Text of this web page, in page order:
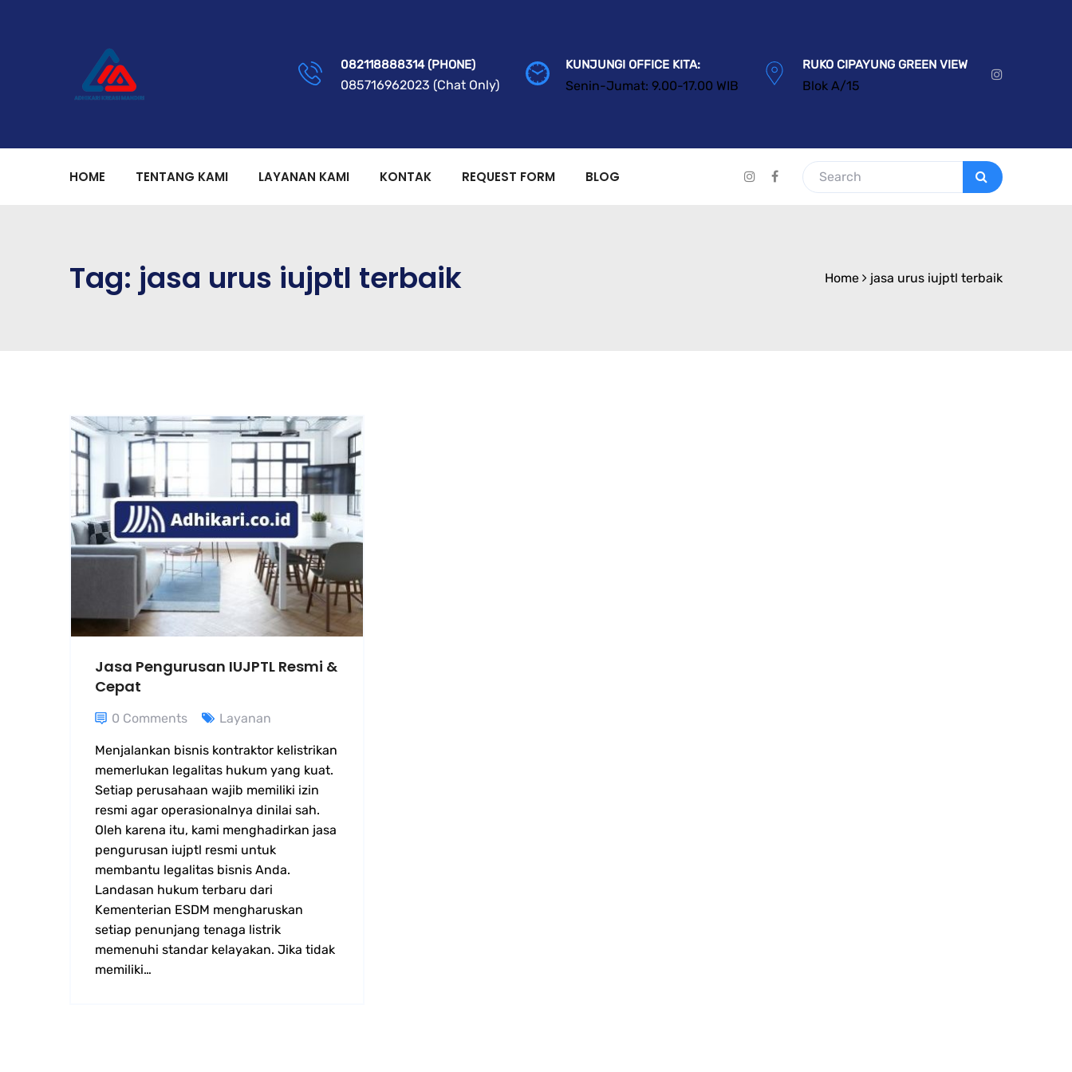
082118888314 (PHONE)
085716962023 (Chat Only)
KUNJUNGI OFFICE KITA:
Senin-Jumat: 9.00-17.00 WIB
RUKO CIPAYUNG GREEN VIEW
Blok A/15
HOME TENTANG KAMI LAYANAN KAMI KONTAK REQUEST FORM BLOG
Tag: jasa urus iujptl terbaik Home jasa urus iujptl terbaik
Jasa Pengurusan IUJPTL Resmi &
Cepat
0 Comments Layanan
Menjalankan bisnis kontraktor kelistrikan
memerlukan legalitas hukum yang kuat.
Setiap perusahaan wajib memiliki izin
resmi agar operasionalnya dinilai sah.
Oleh karena itu, kami menghadirkan jasa
pengurusan iujptl resmi untuk
membantu legalitas bisnis Anda.
Landasan hukum terbaru dari
Kementerian ESDM mengharuskan
setiap penunjang tenaga listrik
memenuhi standar kelayakan. Jika tidak
memiliki…